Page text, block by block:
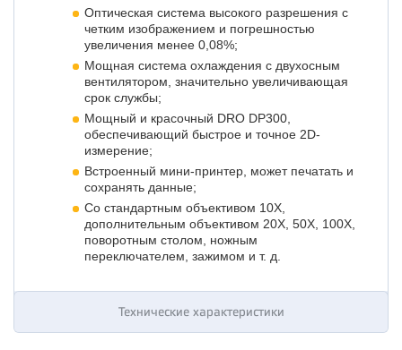
Оптическая система высокого разрешения с
четким изображением и погрешностью
увеличения менее 0,08%;
Мощная система охлаждения с двухосным
вентилятором, значительно увеличивающая
срок службы;
Мощный и красочный DRO DP300,
обеспечивающий быстрое и точное 2D-
измерение;
Встроенный мини-принтер, может печатать и
сохранять данные;
Со стандартным объективом 10X,
дополнительным объективом 20X, 50X, 100X,
поворотным столом, ножным
переключателем, зажимом и т. д.
Технические характеристики